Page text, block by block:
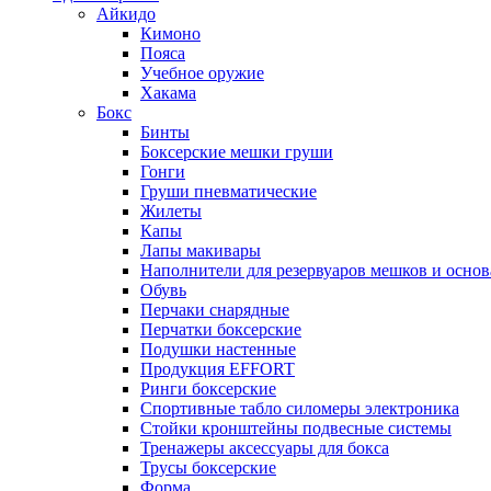
Айкидо
Кимоно
Пояса
Учебное оружие
Хакама
Бокс
Бинты
Боксерские мешки груши
Гонги
Груши пневматические
Жилеты
Капы
Лапы макивары
Наполнители для резервуаров мешков и
Обувь
Перчаки снарядные
Перчатки боксерские
Подушки настенные
Продукция EFFORT
Ринги боксерские
Спортивные табло силомеры электроника
Стойки кронштейны подвесные системы
Тренажеры аксессуары для бокса
Трусы боксерские
Форма